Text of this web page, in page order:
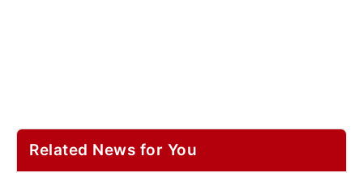
Related News for You